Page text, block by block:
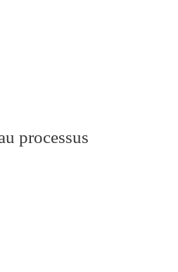
processus